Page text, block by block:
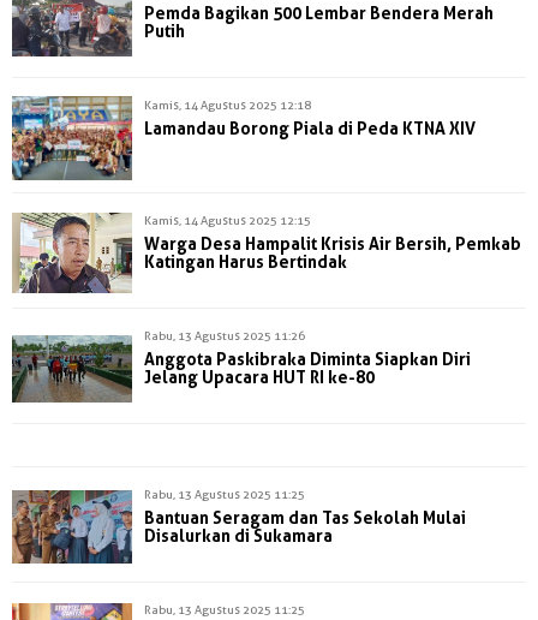
Pemda Bagikan 500 Lembar Bendera Merah
Putih
Kamis, 14 Agustus 2025 12:18
Lamandau Borong Piala di Peda KTNA XIV
Kamis, 14 Agustus 2025 12:15
Warga Desa Hampalit Krisis Air Bersih, Pemkab
Katingan Harus Bertindak
Rabu, 13 Agustus 2025 11:26
Anggota Paskibraka Diminta Siapkan Diri
Jelang Upacara HUT RI ke-80
Rabu, 13 Agustus 2025 11:25
Bantuan Seragam dan Tas Sekolah Mulai
Disalurkan di Sukamara
Rabu, 13 Agustus 2025 11:25